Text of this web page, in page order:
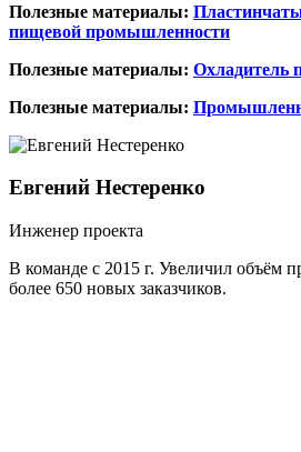
Полезные материалы:
пищевой промышленности
Полезные материалы: Охладитель
Полезные материалы:
Евгений Нестеренко
Инженер проекта
В команде с 2015 г. Увеличил объём
более 650 новых заказчиков.